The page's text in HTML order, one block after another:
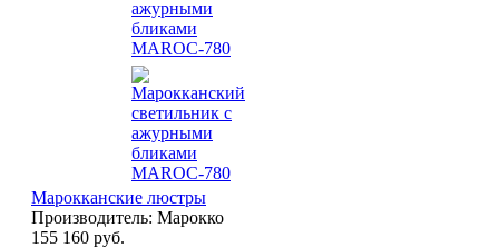
Бра из мозаики
Бра со стеклом
Настольные лампы
Марокканские
Марокканские люстры
Производитель: Марокко
155 160 руб.